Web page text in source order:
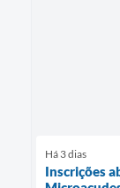
Há 3 dias
Inscrições